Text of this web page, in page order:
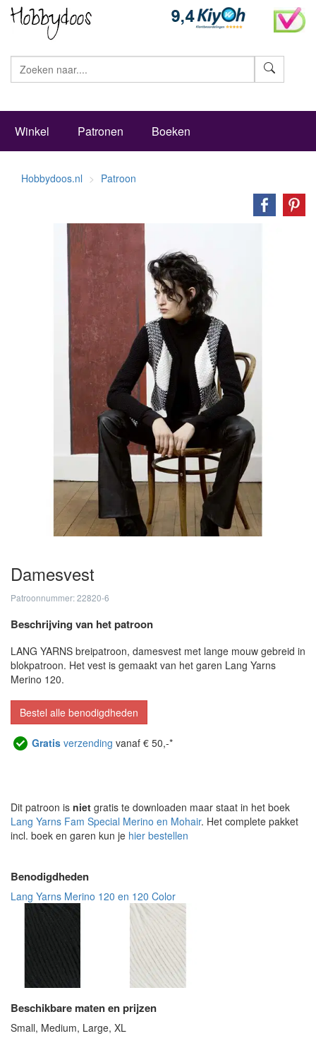
Winkel Patronen Boeken
Hobbydoos.nl Patroon
Damesvest
Patroonnummer: 22820-6
Beschrijving van het patroon
LANG YARNS breipatroon, damesvest met lange mouw gebreid in
blokpatroon. Het vest is gemaakt van het garen Lang Yarns
Merino 120.
Bestel alle benodigdheden
Gratis verzending vanaf € 50,-*
Dit patroon is niet gratis te downloaden maar staat in het boek
Lang Yarns Fam Special Merino en Mohair. Het complete pakket
incl. boek en garen kun je hier bestellen
Benodigdheden
Lang Yarns Merino 120 en 120 Color
Beschikbare maten en prijzen
Small, Medium, Large, XL